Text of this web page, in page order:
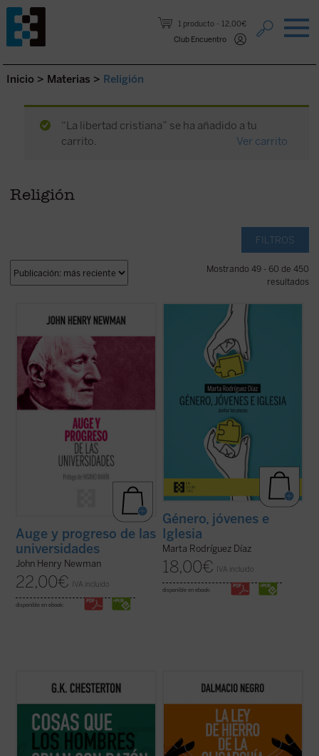
1 producto
12,00€
Club Encuentro
Saltar al contenido.
Inicio > Materias > Religión
“La libertad cristiana” se ha añadido a tu
carrito.
Ver carrito
Religión
FILTROS
Mostrando 49 - 60 de 450
resultados
Hábilmente escrito y muy diáfano, el libro
presenta, acompañado de las notas de los
una invitación a la reflexión sobre el ser y
misión de la universidad que no olvide las
raíces que la sustentan.... (ver ficha)
Auge y progreso de las
universidades
John Henry Newman
22,00€ IVA incluido
disponible en ebook:
Alrededor del género se ha abierto una
enorme brecha que separa a padres e
hijos, nietos y abuelos. No hay quien se
entienda y se escuche. En las familias es
motivo de disputa, los hijos no se sienten
acogidos y los padres se frustran ante
(ver ficha)
Género, jóvenes e
Iglesia
Marta Rodríguez Díaz
18,00€ IVA incluido
disponible en ebook:
Coincidiendo ahora con el 150 aniversario
del nacimiento de su autor, este sexto
sufragistas, la prensa, otros temas
habituales y nombres tan representativos
(ver ficha)
Este ensayo, en el que se combina un
interesante recorrido de la historia de la
interpretación de la realidad actual, nos
ayuda a recuperar un modo realista de ver
el fenómeno político, muy pegado a los
hechos ...
(ver ficha)